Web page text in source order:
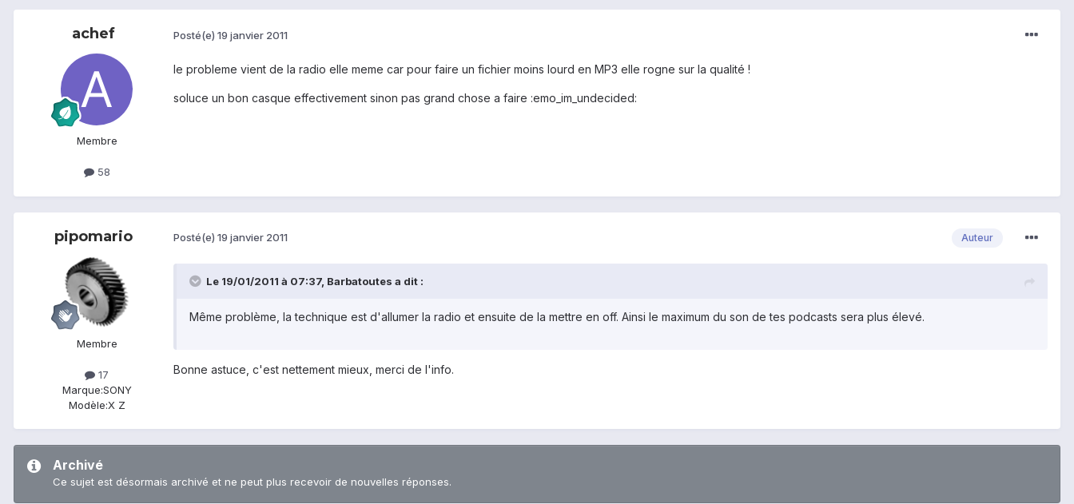
achef
Membre
58
Posté(e) 19 janvier 2011
le probleme vient de la radio elle meme car pour faire un fichier moins lourd en MP3 elle rogne sur la qualité !
soluce un bon casque effectivement sinon pas grand chose a faire :emo_im_undecided:
pipomario
Membre
17
Marque:SONY
Modèle:X Z
Auteur
Posté(e) 19 janvier 2011
Le 19/01/2011 à 07:37, Barbatoutes a dit :
Même problème, la technique est d'allumer la radio et ensuite de la mettre en off. Ainsi le maximum du son de tes podcasts sera plus élevé.
Bonne astuce, c'est nettement mieux, merci de l'info.
Archivé
Ce sujet est désormais archivé et ne peut plus recevoir de nouvelles réponses.